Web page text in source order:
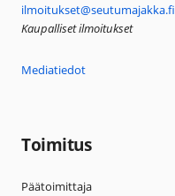
ilmoitukset@seutumajakka.fi
Kaupalliset ilmoitukset
Mediatiedot
Toimitus
Päätoimittaja